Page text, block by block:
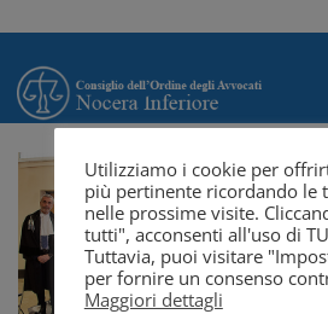
Utilizziamo i cookie per
più pertinente ricordando le
nelle prossime visite.
tutti", acconsenti all'uso di
Tuttavia, puoi visitare
per fornire un consenso
Maggiori dettagli